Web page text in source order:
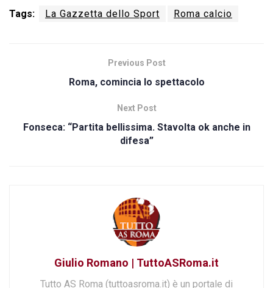
Tags: La Gazzetta dello Sport Roma calcio
Previous Post
Roma, comincia lo spettacolo
Next Post
Fonseca: “Partita bellissima. Stavolta ok anche in
difesa”
Giulio Romano | TuttoASRoma.it
Tutto AS Roma (tuttoasroma.it) è un portale di